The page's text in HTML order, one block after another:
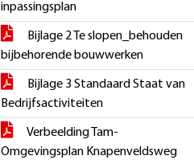
inpassingsplan
Bijlage 2 Te slopen_behouden
bijbehorende bouwwerken
Bijlage 3 Standaard Staat van
Bedrijfsactiviteiten
Verbeelding Tam-
Omgevingsplan Knapenveldsweg